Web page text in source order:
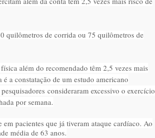
quilômetros de corrida ou 75 quilômetros de
além do recomendado têm 2,5 vezes mais
a constatação de um estudo americano
consideraram excessivo o exercício
por semana.
pacientes que já tiveram ataque cardíaco. Ao
média de 63 anos.